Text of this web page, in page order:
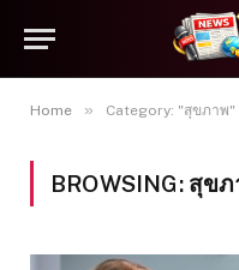
Home » Category: "สุขภาพ"
BROWSING: สุขภ